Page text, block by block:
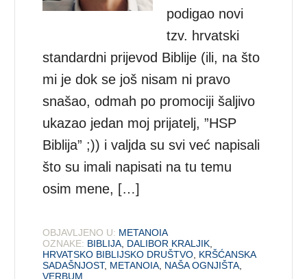
podigao novi
tzv. hrvatski
standardni prijevod Biblije (ili, na što
mi je dok se još nisam ni pravo
snašao, odmah po promociji šaljivo
ukazao jedan moj prijatelj, ”HSP
Biblija” ;)) i valjda su svi već napisali
što su imali napisati na tu temu
osim mene, […]
OBJAVLJENO U: METANOIA
OZNAKE: BIBLIJA DALIBOR KRALJIK
HRVATSKO BIBLIJSKO DRUŠTVO KRŠĆANSKA
SADAŠNJOST, METANOIA NAŠA OGNJIŠTA
VERBUM